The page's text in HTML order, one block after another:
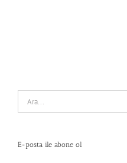
Search
for:
E-posta ile abone ol